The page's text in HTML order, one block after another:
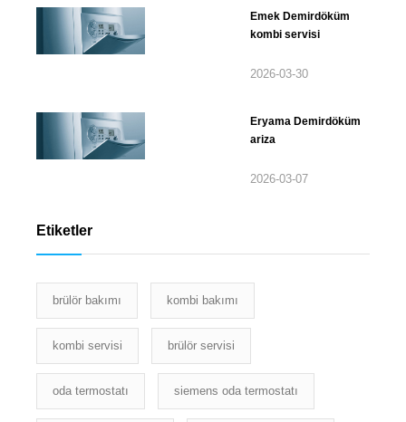
Emek Demirdöküm
kombi servisi
2026-03-30
Eryama Demirdöküm
ariza
2026-03-07
Etiketler
brülör bakımı kombi bakımı
kombi servisi brülör servisi
oda termostatı siemens oda termostatı